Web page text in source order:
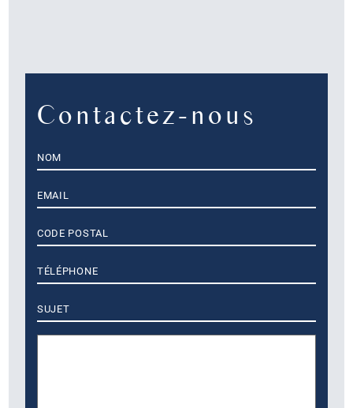
Contactez-nous
mail *
postal
*
Téléphone